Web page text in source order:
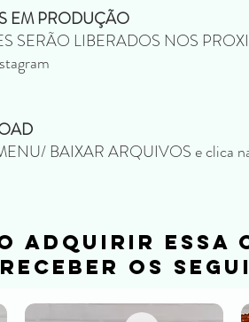
EM PRODUÇÃO
SERÃO LIBERADOS NOS
BAIXAR ARQUIVOS e clica
adquirir essa
receber os